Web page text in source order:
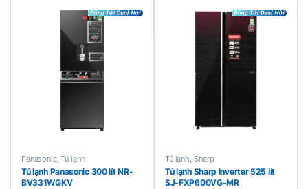
Panasonic,Tủ lạnh
Tủ lạnh Panasonic 300 lít NR-
BV331WGKV
Tủ lạnh Sharp
Tủ lạnh Sharp Inverter 525 lít
SJ-FXP600VG-MR